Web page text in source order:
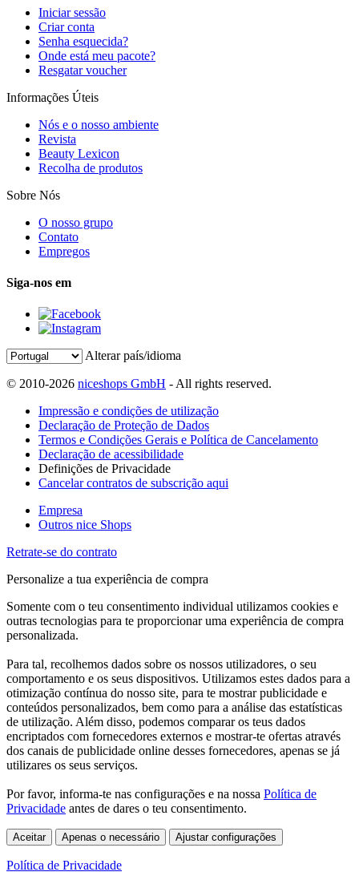
Iniciar sessão
Criar conta
Senha esquecida?
Onde está meu pacote?
Resgatar voucher
Informações Úteis
Nós e o nosso ambiente
Revista
Beauty Lexicon
Recolha de produtos
Sobre Nós
O nosso grupo
Contato
Empregos
Siga-nos em
Alterar país/idioma
© 2010-2026 niceshops GmbH - All rights reserved.
Impressão e condições de utilização
Declaração de Proteção de Dados
Termos e Condições Gerais e Política de Cancelamento
Declaração de acessibilidade
Definições de Privacidade
Cancelar contratos de subscrição aqui
Empresa
Outros nice Shops
Retrate-se do contrato
Personalize a tua experiência de compra
Somente com o teu consentimento individual utilizamos cookies e
outras tecnologias para te proporcionar uma experiência de compra
personalizada.
Para tal, recolhemos dados sobre os nossos utilizadores, o seu
comportamento e os seus dispositivos. Utilizamos estes dados para a
otimização contínua do nosso site, para te mostrar publicidade e
conteúdos personalizados, bem como para a análise das estatísticas
de utilização. Além disso, podemos comparar os teus dados
encriptados com fornecedores externos e mostrar-te ofertas através
dos canais de publicidade online desses fornecedores, apenas se já
utilizares os seus serviços.
Por favor, informa-te nas configurações e na nossa Política de
Privacidade antes de dares o teu consentimento.
Aceitar Apenas o necessário Ajustar configurações
Política de Privacidade